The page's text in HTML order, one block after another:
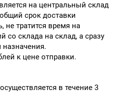
на центральный склад
срок доставки
не тратится время на
со склада на склад, а сразу
назначения.
к цене отправки.
в течение 3